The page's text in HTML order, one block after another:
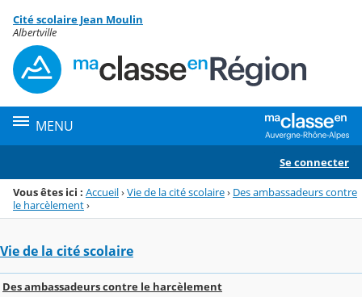
Menu de la rubrique
Contenu
Cité scolaire Jean Moulin
Albertville
MENU
Se connecter
Vous êtes ici : Accueil›Vie de la cité scolaire› Des ambassadeurs contre
le harcèlement›
Vie de la cité scolaire
Des ambassadeurs contre le harcèlement